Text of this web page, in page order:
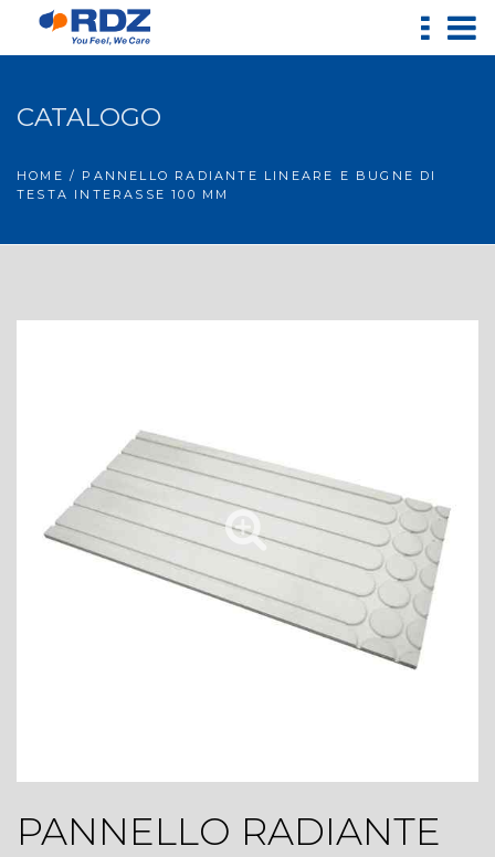
CATALOGO
HOME / PANNELLO RADIANTE LINEARE E BUGNE DI
TESTA INTERASSE 100 MM
PANNELLO RADIANTE